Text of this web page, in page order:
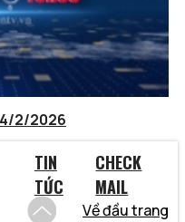
2/2026
TIN
TỨC
CHECK
MAIL
Về đầu trang